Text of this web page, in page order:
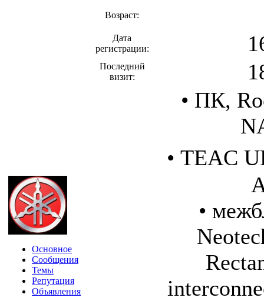
Основное
Сообщения
Темы
Репутация
Объявления
Возраст:
Дата
регистрации:
Последний
визит:
• ПК,
• TEAC
•